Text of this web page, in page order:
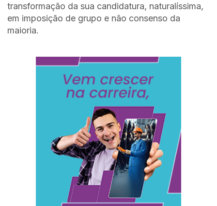
transformação da sua candidatura, naturalíssima,
em imposição de grupo e não consenso da
maioria.